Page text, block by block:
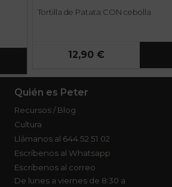
Tortilla de Patata CON cebolla
12,90 €
Quién es Peter
Recursos / Blog
Cultura
Llámanos al 644 52 51 02
Escríbenos al Whatsapp
Escríbenos al correo
De lunes a viernes de 8:30 a